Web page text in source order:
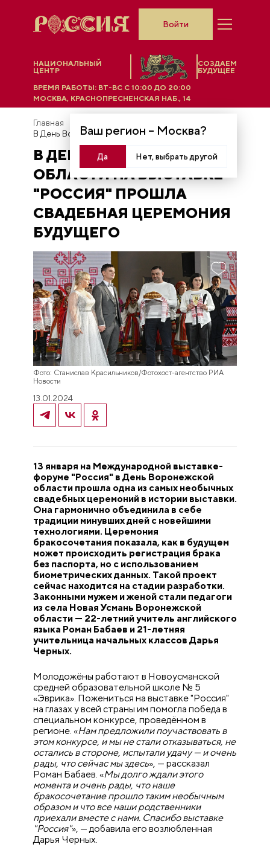
НАЦИОНАЛЬНЫЙ
ЦЕНТР
СОЗДАЕМ
БУДУЩЕЕ
Ваш регион – Москва?
Да Нет, выбрать другой
ВРЕМЯ РАБОТЫ: ВТ-ВС C 10:00 ДО 20:00
МОСКВА, КРАСНОПРЕСНЕНСКАЯ НАБ., 14
Войти
Главная
В ДЕНЬ ВОРОНЕЖСКОЙ
ОБЛАСТИ НА ВЫСТАВКЕ
"РОССИЯ" ПРОШЛА
СВАДЕБНАЯ ЦЕРЕМОНИЯ
БУДУЩЕГО
Фото: Станислав Красильников/Фотохост-агентство РИА
Новости
13.01.2024
13 января на Международной выставке-
форуме "Россия" в День Воронежской
области прошла одна из самых необычных
свадебных церемоний в истории выставки.
Она гармонично объединила в себе
традиции минувших дней с новейшими
технологиями. Церемония
бракосочетания показала, как в будущем
может происходить регистрация брака
без паспорта, но с использованием
биометрических данных. Такой проект
сейчас находится на стадии разработки.
Законными мужем и женой стали педагоги
из села Новая Усмань Воронежской
области — 22-летний учитель английского
языка Роман Бабаев и 21-летняя
учительница начальных классов Дарья
Черных.
Молодожёны работают в Новоусманской
средней образовательной школе № 5
«Эврика». Пожениться на выставке "Россия"
на глазах у всей страны им помогла победа в
специальном конкурсе, проведённом в
регионе. «Нам предложили поучаствовать в
этом конкурсе, и мы не стали отказываться, не
остались в стороне, испытали удачу — и очень
рады, что сейчас мы здесь», — рассказал
Роман Бабаев. «Мы долго ждали этого
момента и очень рады, что наше
бракосочетание прошло таким необычным
образом и что все наши родственники
приехали вместе с нами. Спасибо выставке
"Россия"», — добавила его возлюбленная
Дарья Черных.